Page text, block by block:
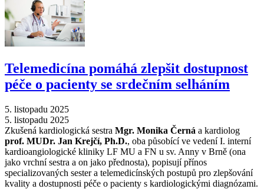
Telemedicína pomáhá zlepšit dostupnost
péče o pacienty se srdečním selháním
5. listopadu 2025
5. listopadu 2025
Zkušená kardiologická sestra Mgr. Monika Černá a kardiolog
prof. MUDr. Jan Krejčí, Ph.D., oba působící ve vedení I. interní
kardioangiologické kliniky LF MU a FN u sv. Anny v Brně (ona
jako vrchní sestra a on jako přednosta), popisují přínos
specializovaných sester a telemedicínských postupů pro zlepšování
kvality a dostupnosti péče o pacienty s kardiologickými diagnózami.